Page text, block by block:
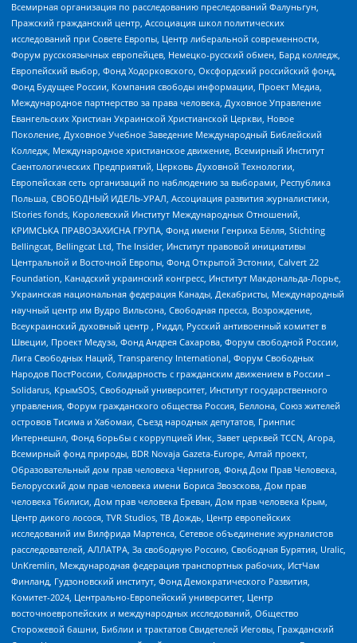
Всемирная организация по расследованию преследований Фалуньгун,
Пражский гражданский центр, Ассоциация школ политических
исследований при Совете Европы, Центр либеральной современности,
Форум русскоязычных европейцев, Немецко-русский обмен, Бард колледж,
Европейский выбор, Фонд Ходорковского, Оксфордский российский фонд,
Фонд Будущее России, Компания свободы информации, Проект Медиа,
Международное партнерство за права человека, Духовное Управление
Евангельских Христиан Украинской Христианской Церкви, Новое
Поколение, Духовное Учебное Заведение Международный Библейский
Колледж, Международное христианское движение, Всемирный Институт
Саентологических Предприятий, Церковь Духовной Технологии,
Европейская сеть организаций по наблюдению за выборами, Республика
Польша, СВОБОДНЫЙ ИДЕЛЬ-УРАЛ, Ассоциация развития журналистики,
IStories fonds, Королевский Институт Международных Отношений,
КРИМСЬКА ПРАВОЗАХИСНА ГРУПА, Фонд имени Генриха Бёлля, Stichting
Bellingcat, Bellingcat Ltd, The Insider, Институт правовой инициативы
Центральной и Восточной Европы, Фонд Открытой Эстонии, Calvert 22
Foundation, Канадский украинский конгресс, Институт Макдональда-Лорье,
Украинская национальная федерация Канады, Декабристы, Международный
научный центр им Вудро Вильсона, Свободная пресса, Возрождение,
Всеукраинский духовный центр , Риддл, Русский антивоенный комитет в
Швеции, Проект Медуза, Фонд Андрея Сахарова, Форум свободной России,
Лига Свободных Наций, Transparеncy International, Форум Свободных
Народов ПостРоссии, Солидарность с гражданским движением в России –
Solidarus, КрымSOS, Свободный университет, Институт государственного
управления, Форум гражданского общества Россия, Беллона, Союз жителей
островов Тисима и Хабомаи, Съезд народных депутатов, Гринпис
Интернешнл, Фонд борьбы с коррупцией Инк, Завет церквей TCCN, Агора,
Всемирный фонд природы, BDR Novaja Gazeta-Europe, Алтай проект,
Образовательный дом прав человека Чернигов, Фонд Дом Прав Человека,
Белорусский дом прав человека имени Бориса Звозскова, Дом прав
человека Тбилиси, Дом прав человека Ереван, Дом прав человека Крым,
Центр дикого лосося, TVR Studios, ТВ Дождь, Центр европейских
исследований им Вилфрида Мартенса, Сетевое объединение журналистов
расследователей, АЛЛАТРА, За свободную Россию, Свободная Бурятия, Uralic,
UnKremlin, Международная федерация транспортных рабочих, ИстЧам
Финланд, Гудзоновский институт, Фонд Демократического Развития,
Комитет-2024, Центрально-Европейский университет, Центр
восточноевропейских и международных исследований, Общество
Сторожевой башни, Библии и трактатов Свидетелей Иеговы, Гражданский